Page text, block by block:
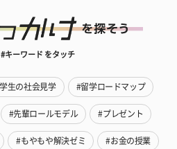
キーワード をタッチ
生の社会見学 #留学ロードマップ
#先輩ロールモデル #プレゼント
#もやもや解決ゼミ #お金の授業